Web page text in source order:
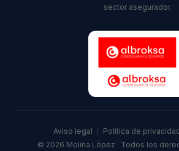
sector asegurador.
Aviso legal Política de
© 2026 Molina López · Todos los